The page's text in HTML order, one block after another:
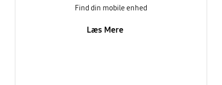
Find din mobile enhed
Læs Mere